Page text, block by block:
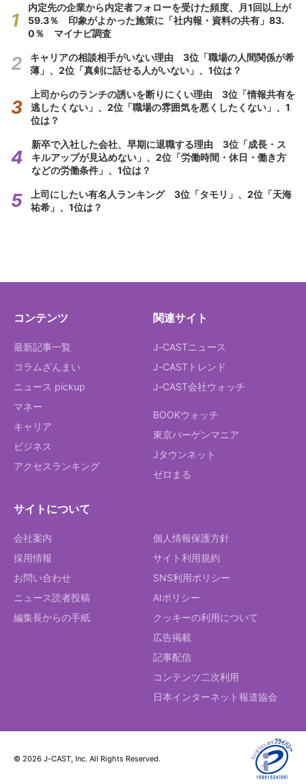
内定先の企業から内定者フォローを受けた頻度、月1回以上が
59.3％ 印象がよかった施策に「社内報・資料の共有」83.
0％ マイナビ調査
キャリアの相談相手がいない理由 3位「職場の人間関係が希
薄」、2位「真剣に話せる人がいない」、1位は？
上司からのランチの誘いを断りにくい理由 3位「情報共有を
逃したくない」、2位「職場の雰囲気を悪くしたくない」、1
位は？
新卒で入社した会社、早期に退職する理由 3位「成長・ス
キルアップが見込めない」、2位「労働時間・休日・働き方
などの労働条件」、1位は？
上司にしたい有名人ランキング 3位「タモリ」、2位「天海
祐希」、1位は？
コンテンツ
最新記事一覧
コラムざんまい
ニュース pickup
マネー
キャリア
ビジネス
アクセスランキング
関連サイト
J-CASTニュース
J-CASTトレンド
J-CAST会社ウォッチ
BOOKウォッチ
東京バーゲンマニア
Jタウンネット
ゼロまる
サイトについて
会社案内
採用情報
お問い合わせ
ニュース読者投稿
編集長からの手紙
個人情報保護方針
サイト利用規約
SNS利用ポリシー
AIポリシー
クッキーの利用について
広告掲載
記事配信
コンテンツ二次利用
日本インターネット報道協会
© 2026 J-CAST, Inc. All Rights Reserved.